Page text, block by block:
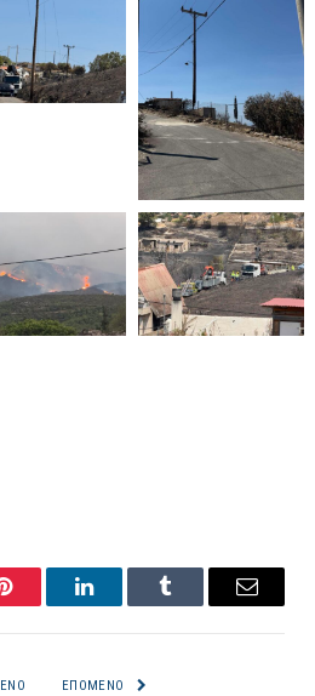
Pinterest LinkedInTumblr Email
ΕΠΌΜΕΝΟ